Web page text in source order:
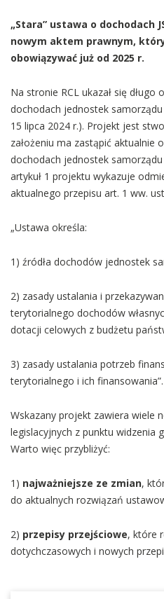
„Stara” ustawa o dochodach
nowym aktem prawnym,
obowiązywać już od 2025 r.
Na stronie RCL ukazał się
dochodach jednostek
15 lipca 2024 r.). Projekt jest
założeniu ma zastąpić aktualnie
dochodach jednostek
artykuł 1 projektu wykazuje
aktualnego przepisu art. 1 ww.
„Ustawa określa:
1) źródła dochodów jednostek
2) zasady ustalania i
terytorialnego dochodów
dotacji celowych z budżetu
3) zasady ustalania potrzeb
terytorialnego i ich finansowania”.
Wskazany projekt zawiera wiele
legislacyjnych z punktu widzenia
Warto więc przybliżyć:
1) najważniejsze ze zmian,
do aktualnych rozwiązań
2) przepisy przejściowe, które
dotychczasowych i nowych